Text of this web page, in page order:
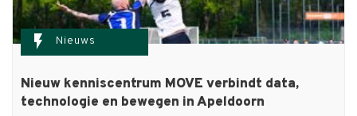
flash_on Nieuws
Nieuw kenniscentrum MOVE verbindt data,
technologie en bewegen in Apeldoorn